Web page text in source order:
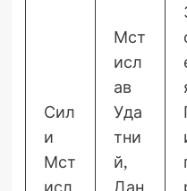
Сил
и
Мст
Мст
исл
ав
Уда
тни
й,